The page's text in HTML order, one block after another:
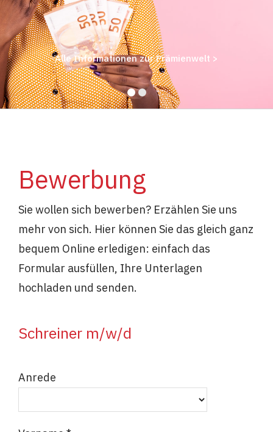
Alle Informationen zur Prämienwelt >
Bewerbung
Sie wollen sich bewerben? Erzählen Sie uns
mehr von sich. Hier können Sie das gleich ganz
bequem Online erledigen: einfach das
Formular ausfüllen, Ihre Unterlagen
hochladen und senden.
Schreiner m/w/d
Anrede